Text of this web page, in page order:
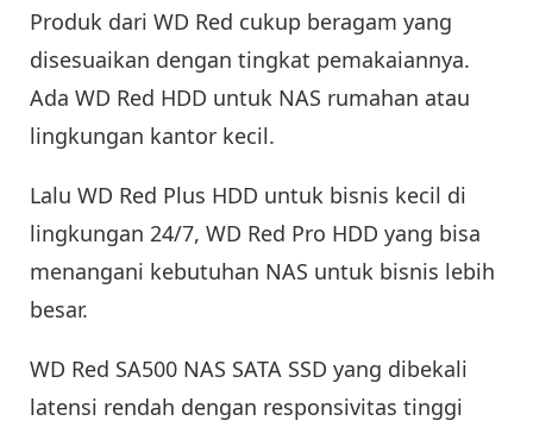
Produk dari WD Red cukup beragam yang
disesuaikan dengan tingkat pemakaiannya.
Ada WD Red HDD untuk NAS rumahan atau
lingkungan kantor kecil.
Lalu WD Red Plus HDD untuk bisnis kecil di
lingkungan 24/7, WD Red Pro HDD yang bisa
menangani kebutuhan NAS untuk bisnis lebih
besar.
WD Red SA500 NAS SATA SSD yang dibekali
latensi rendah dengan responsivitas tinggi